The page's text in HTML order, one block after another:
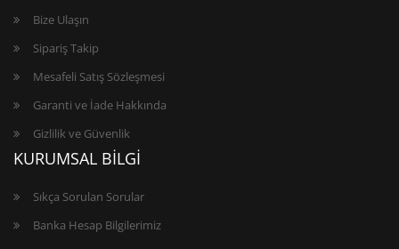
Bize Ulaşın
Sipariş Takip
Mesafeli Satış Sözleşmesi
Garanti ve İade Hakkında
Gizlilik ve Güvenlik
KURUMSAL BİLGİ
Sıkça Sorulan Sorular
Banka Hesap Bilgilerimiz